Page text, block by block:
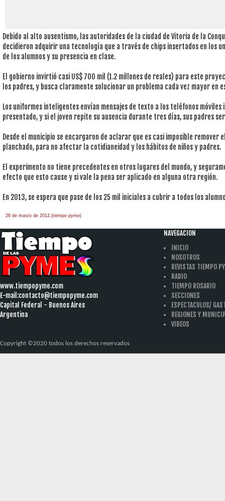
Debido al alto ausentismo, las autoridades de la ciudad de Vitoria de la
decidieron adquirir una tecnología que a través de chips insertados en los
de los alumnos y su presencia en clase.
El gobierno invirtió casi US$ 700 mil (1.2 millones de reales) para este
los padres, y busca claramente solucionar un problema cada vez mayor en
Los uniformes inteligentes envían mensajes de texto a los teléfonos móviles
presentado, y si el joven repite su ausencia durante tres días, sus padres
Desde el municipio se encargaron de aclarar que es casi imposible remover
planchado, para no afectar la cotidianeidad y los hábitos de niños y padres.
El experimento no tiene precedentes en otros lugares del mundo, y
efecto que esto cause y si vale la pena ser aplicado en alguna otra región.
En 2013, se espera que pase de los 25 mil iniciales a cubrir a todos los
26 de marzo de 2012.(tiempo pyme)
www.tiempopyme.com
E-mail:contacto@tiempopyme.com
Capital Federal - Buenos Aires
Argentina
NAVEGACION
INICIO
NOSOTROS
REVISTAS TIEMPO
RADIO
TIEMPO ROSARIO
SECCIONES
ESPECTACULOS/
REGIONES Y
VIDEOS
Copyright ©2020 todos los derechos reservados